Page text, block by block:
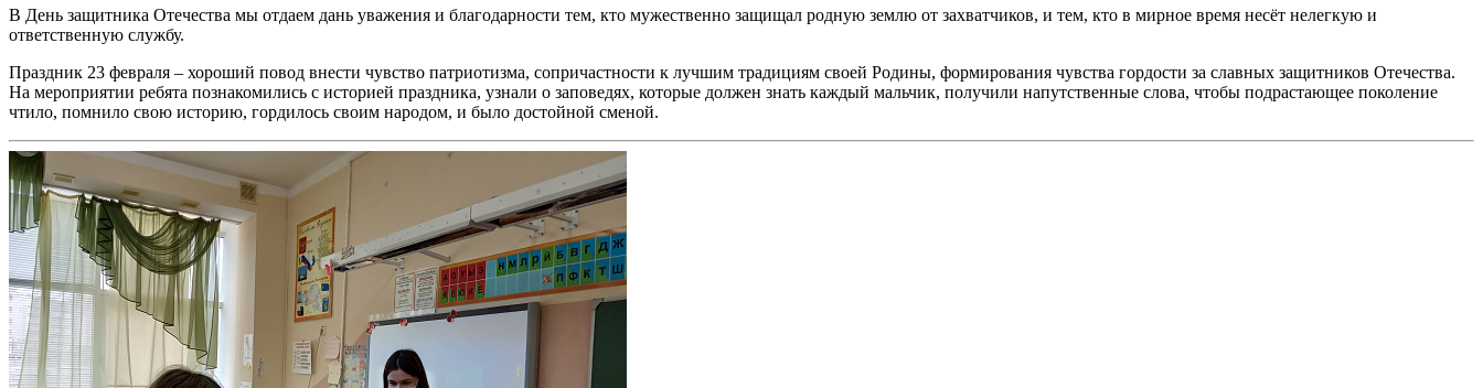
В День защитника Отечества мы отдаем дань уважения и благодарности тем, кто мужественно защищал родную землю от захватчиков, и тем, кто в мирное время несёт нелегкую и
ответственную службу.
Праздник 23 февраля – хороший повод внести чувство патриотизма, сопричастности к лучшим традициям своей Родины, формирования чувства гордости за славных защитников Отечества.
На мероприятии ребята познакомились с историей праздника, узнали о заповедях, которые должен знать каждый мальчик, получили напутственные слова, чтобы подрастающее поколение
чтило, помнило свою историю, гордилось своим народом, и было достойной сменой.